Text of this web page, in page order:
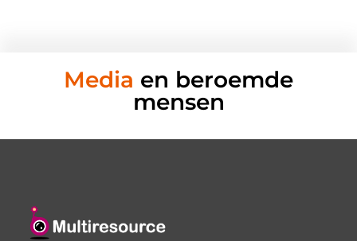
Media en beroemde
mensen